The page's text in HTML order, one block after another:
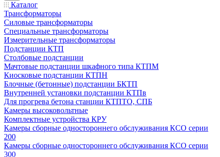
Каталог
Трансформаторы
Силовые трансформаторы
Специальные трансформаторы
Измерительные трансформаторы
Подстанции КТП
Столбовые подстанции
Мачтовые подстанции шкафного типа КТПМ
Киосковые подстанции КТПН
Блочные (бетонные) подстанции БКТП
Внутренней установки подстанции КТПв
Для прогрева бетона станции КТПТО, СПБ
Камеры высоковольтные
Комплектные устройства КРУ
Камеры сборные одностороннего обслуживания КСО серии
200
Камеры сборные одностороннего обслуживания КСО серии
300